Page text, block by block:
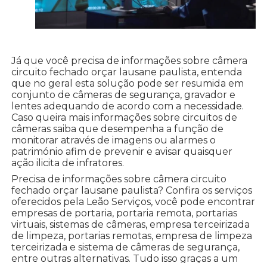
Já que você precisa de informações sobre câmera
circuito fechado orçar lausane paulista, entenda
que no geral esta solução pode ser resumida em
conjunto de câmeras de segurança, gravador e
lentes adequando de acordo com a necessidade.
Caso queira mais informações sobre circuitos de
câmeras saiba que desempenha a função de
monitorar através de imagens ou alarmes o
património afim de prevenir e avisar quaisquer
ação ilicita de infratores.
Precisa de informações sobre câmera circuito
fechado orçar lausane paulista? Confira os serviços
oferecidos pela Leão Serviços, você pode encontrar
empresas de portaria, portaria remota, portarias
virtuais, sistemas de câmeras, empresa terceirizada
de limpeza, portarias remotas, empresa de limpeza
terceirizada e sistema de câmeras de segurança,
entre outras alternativas. Tudo isso graças a um